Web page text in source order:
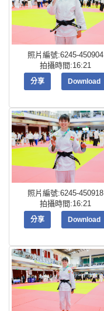
照片編號:6245-450904
拍攝時間:16:21
分享 Download
照片編號:6245-450918
拍攝時間:16:21
分享 Download